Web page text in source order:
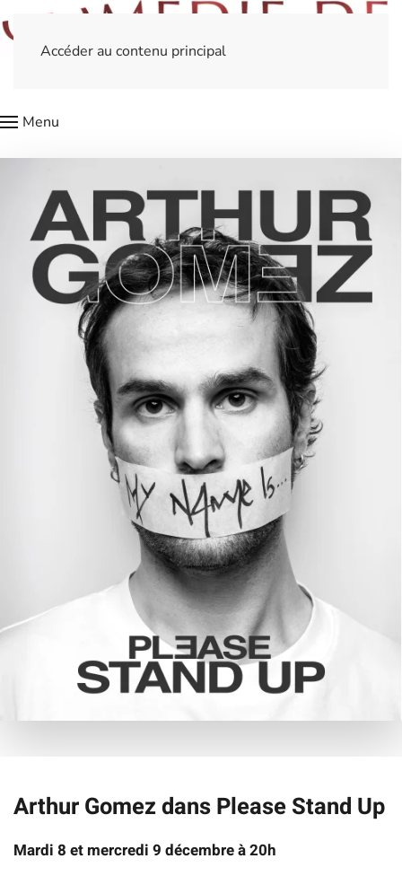
Accéder au contenu principal
Menu
Arthur Gomez dans Please Stand Up
Mardi 8 et mercredi 9 décembre à 20h